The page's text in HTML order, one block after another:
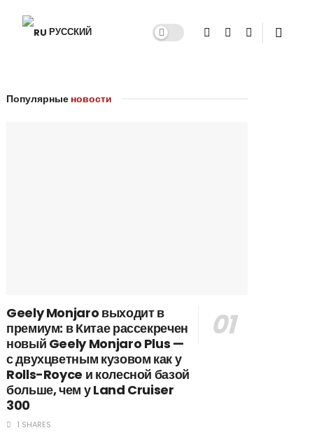
РУССКИЙ
Популярные новости
Geely Monjaro выходит в
премиум: в Китае рассекречен
новый Geely Monjaro Plus —
с двухцветным кузовом как у
Rolls-Royce и колесной базой
больше, чем у Land Cruiser
300
1 SHARES